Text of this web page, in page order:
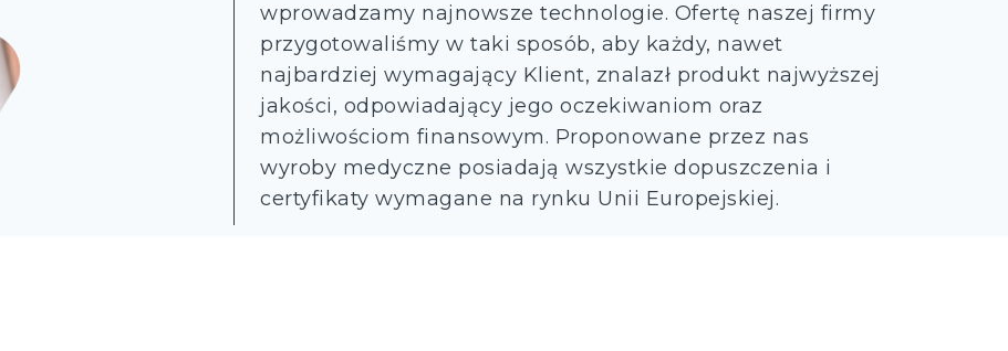
wprowadzamy najnowsze technologie. Ofertę naszej firmy
przygotowaliśmy w taki sposób, aby każdy, nawet
najbardziej wymagający Klient, znalazł produkt najwyższej
jakości, odpowiadający jego oczekiwaniom oraz
możliwościom finansowym. Proponowane przez nas
wyroby medyczne posiadają wszystkie dopuszczenia i
certyfikaty wymagane na rynku Unii Europejskiej.